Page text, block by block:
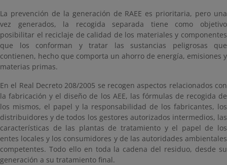
La prevención de la generación de RAEE es prioritaria, pero una
vez generados, la recogida separada tiene como objetivo
posibilitar el reciclaje de calidad de los materiales y componentes
que los conforman y tratar las sustancias peligrosas que
contienen, hecho que comporta un ahorro de energía, emisiones y
materias primas.
En el Real Decreto 208/2005 se recogen aspectos relacionados con
la fabricación y el diseño de los AEE, las fórmulas de recogida de
los mismos, el papel y la responsabilidad de los fabricantes, los
distribuidores y de todos los gestores autorizados intermedios, las
características de las plantas de tratamiento y el papel de los
entes locales y los consumidores y de las autoridades ambientales
competentes. Todo ello en toda la cadena del residuo, desde su
generación a su tratamiento final.